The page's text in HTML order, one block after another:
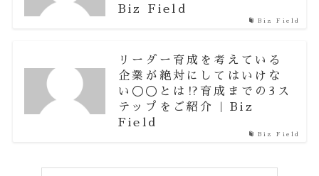
Biz Field
Biz Field
Biz Field
リーダー育成を考えている
企業が絶対にしてはいけな
い◯◯とは⁉︎育成までの3ス
テップをご紹介 | Biz
Field